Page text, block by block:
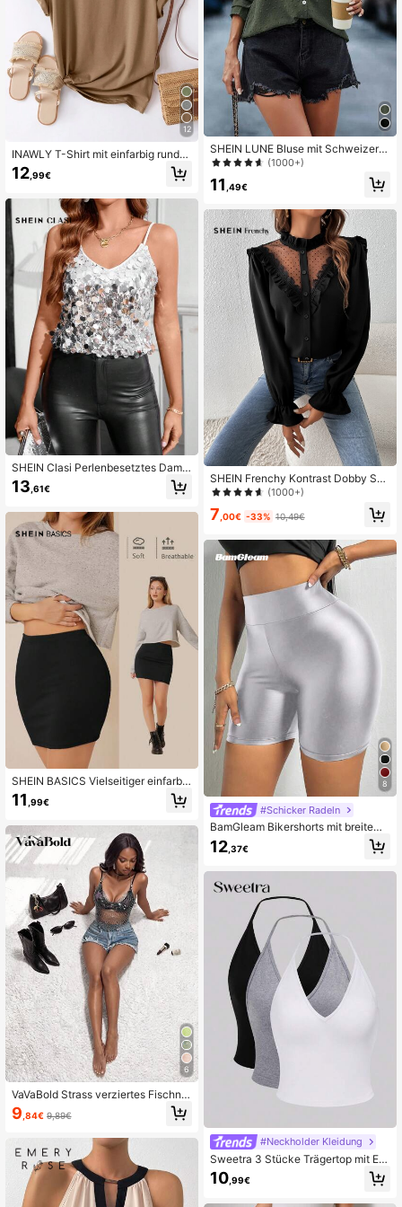
12
INAWLY T-Shirt mit einfarbig runde
m Kragen,
12 ,99€
SHEIN Clasi Perlenbesetztes Dame
n-Camisole für den Sommer
13 ,61€
SHEIN BASICS Vielseitiger einfarbig
er figurbetonter Rock für Frauen im
Sommer
11 ,99€
6
VaVaBold Strass verziertes Fischnet
z-Auflage Cami Top für Feiertagspa
rty Kleidung
9 ,84€ 9,89€
SHEIN LUNE Bluse mit Schweizer P
unkt Guipure Spitzen Einsätzen und
(1000+)
11 ,49€
SHEIN Frenchy Kontrast Dobby Sch
warz Hemd Mesh Volantärmel Rüsc
(1000+)
7 ,00€ -33% 10,49€
8
#Schicker Radeln
BamGleam Bikershorts mit breitem
Bund
12 ,37€
#Neckholder Kleidung
Sweetra 3 Stücke Trägertop mit Ein
farbig
10 ,99€